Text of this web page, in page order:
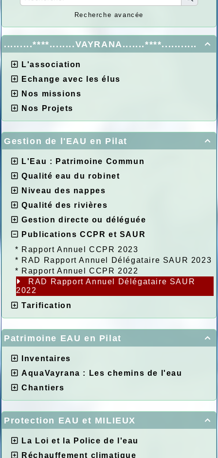
Recherche avancée

.........****........VAYRANA.......****...........
L'association
Echange avec les élus
Nos missions
Nos Projets

Gestion de l'EAU en Pilat
L'Eau : Patrimoine Commun
Qualité eau du robinet
Niveau des nappes
Qualité des rivières
Gestion directe ou déléguée
Publications CCPR et SAUR
* Rapport Annuel CCPR 2023
* RAD Rapport Annuel Délégataire SAUR 2023
* Rapport Annuel CCPR 2022
RAD Rapport Annuel Délégataire SAUR
2022
Tarification

Patrimoine EAU en Pilat
Inventaires
AquaVayrana : Les chemins de l'eau
Chantiers

Protection EAU et MILIEUX
La Loi et la Police de l'eau
Réchauffement climatique